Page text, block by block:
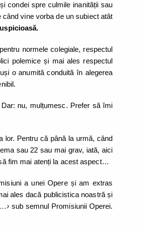
condei spre culmile inanității sau
vine vorba de un subiect atât
normele colegiale, respectul
polemice și mai ales respectul
o anumită conduită în alegerea
nu, mulțumesc. Prefer să îmi
Pentru că până la urmă, când
sau 22 sau mai grav, iată, aici
fim mai atenți la acest aspect…
a unei Opere și am extras
ales dacă publicistica noastră și
sub semnul Promisiunii Operei.